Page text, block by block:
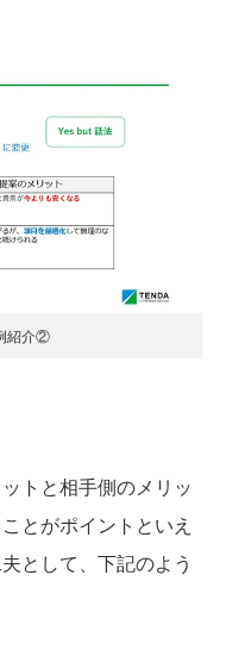
紹介②
トと相手側のメリッ
とがポイントといえ
として、下記のよう